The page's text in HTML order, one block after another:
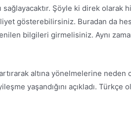
Şöyle ki direk olarak
gösterebilirsiniz. Buradan da
bilgileri girmelisiniz. Aynı
altına yönelmelerine
yaşandığını açıkladı.